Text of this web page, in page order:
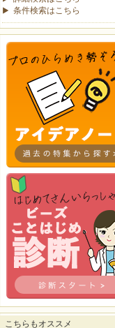
条件検索はこちら
こちらもオススメ